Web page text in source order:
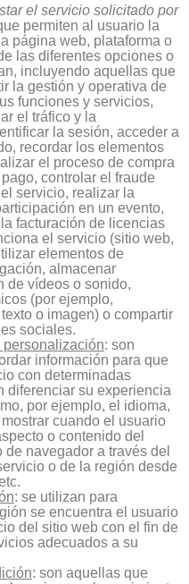
el servicio solicitado por
permiten al usuario la
página web, plataforma o
las diferentes opciones o
incluyendo aquellas que
la gestión y operativa de
funciones y servicios,
el tráfico y la
la sesión, acceder a
recordar los elementos
el proceso de compra
controlar el fraude
servicio, realizar la
en un evento,
facturación de licencias
el servicio (sitio web,
elementos de
almacenar
de vídeos o sonido,
(por ejemplo,
o imagen) o compartir
sociales.
: son
información para que
con determinadas
diferenciar su experiencia
por ejemplo, el idioma,
cuando el usuario
o contenido del
navegador a través del
o de la región desde
: se utilizan para
se encuentra el usuario
del sitio web con el fin de
adecuados a su
: son aquellas que